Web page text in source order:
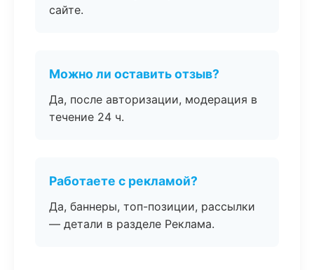
сайте.
Можно ли оставить отзыв?
Да, после авторизации, модерация в
течение 24 ч.
Работаете с рекламой?
Да, баннеры, топ-позиции, рассылки
— детали в разделе Реклама.